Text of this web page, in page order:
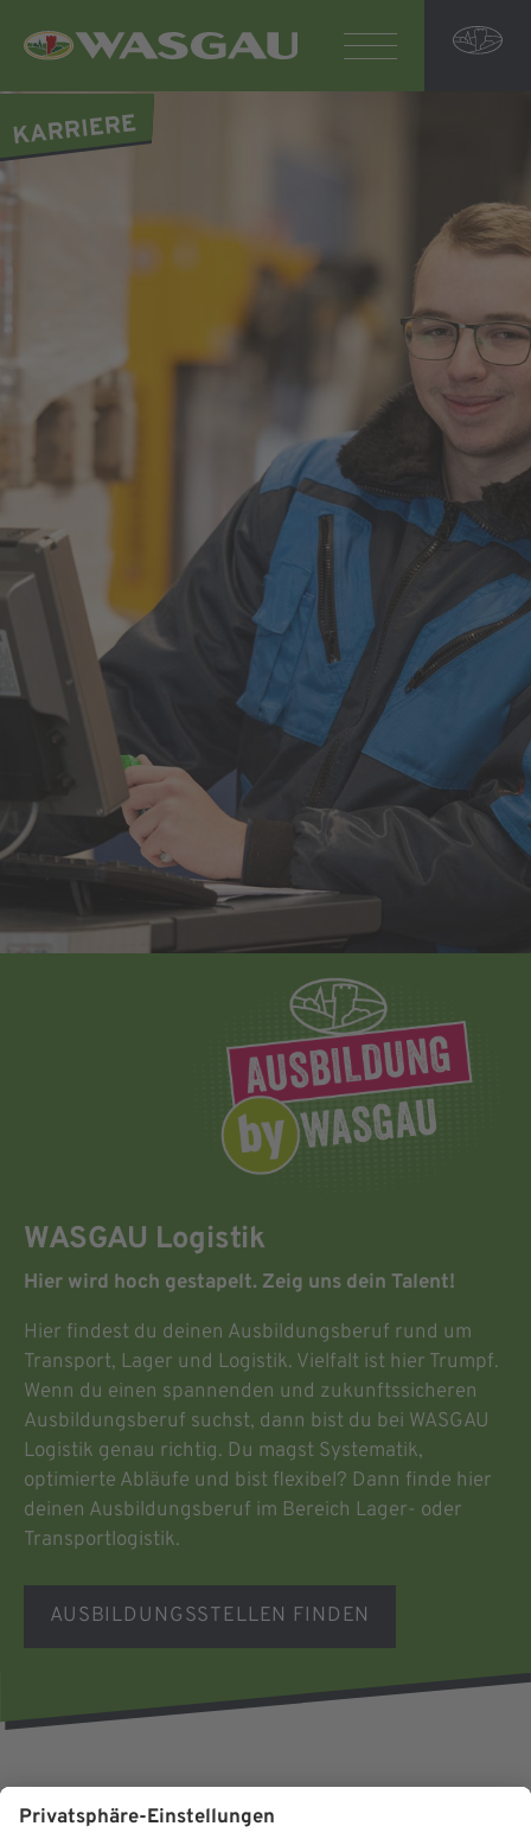
WASGAU Logistik
Hier wird hoch gestapelt. Zeig uns dein Talent!
Hier findest du deinen Ausbildungsberuf rund um
Transport, Lager und Logistik. Vielfalt ist hier Trumpf.
Wenn du einen spannenden und zukunftssicheren
Ausbildungsberuf suchst, dann bist du bei WASGAU
Logistik genau richtig. Du magst Systematik,
optimierte Abläufe und bist flexibel? Dann finde hier
deinen Ausbildungsberuf im Bereich Lager- oder
Transportlogistik.
AUSBILDUNGSSTELLEN FINDEN